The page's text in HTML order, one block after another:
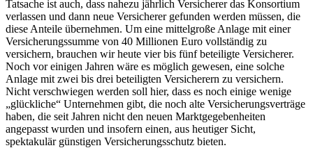
Tatsache ist auch, dass nahezu jährlich Versicherer das Konsortium
verlassen und dann neue Versicherer gefunden werden müssen, die
diese Anteile übernehmen. Um eine mittelgroße Anlage mit einer
Versicherungssumme von 40 Millionen Euro vollständig zu
versichern, brauchen wir heute vier bis fünf beteiligte Versicherer.
Noch vor einigen Jahren wäre es möglich gewesen, eine solche
Anlage mit zwei bis drei beteiligten Versicherern zu versichern.
Nicht verschwiegen werden soll hier, dass es noch einige wenige
„glückliche“ Unternehmen gibt, die noch alte Versicherungsverträge
haben, die seit Jahren nicht den neuen Marktgegebenheiten
angepasst wurden und insofern einen, aus heutiger Sicht,
spektakulär günstigen Versicherungsschutz bieten.